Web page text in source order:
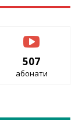
507
абонати